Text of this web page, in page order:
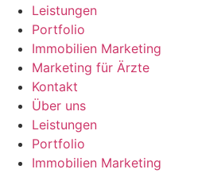
Leistungen
Portfolio
Immobilien Marketing
Marketing für Ärzte
Kontakt
Über uns
Leistungen
Portfolio
Immobilien Marketing